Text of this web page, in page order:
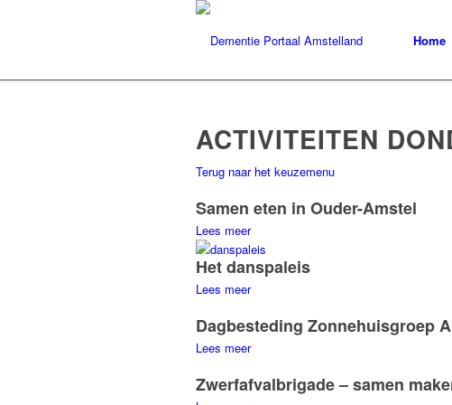
Home
ACTIVITEITEN
Terug naar het keuzemenu
Samen eten in Ouder-Amstel
Lees meer
Het danspaleis
Lees meer
Dagbesteding Zonnehuisgroep
Lees meer
Zwerfafvalbrigade – samen